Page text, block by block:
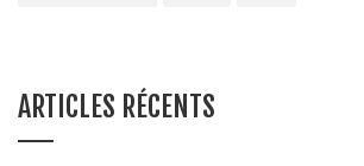
ARTICLES RÉCENTS